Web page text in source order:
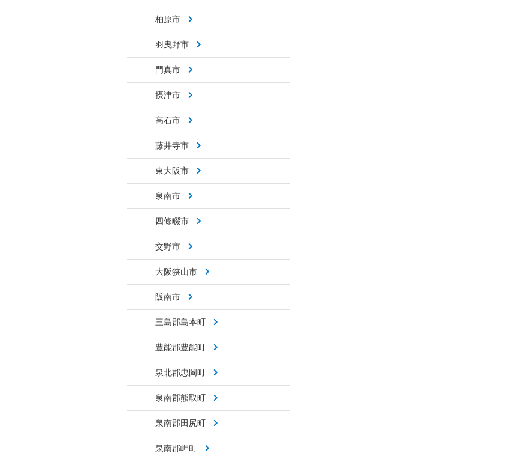
柏原市
羽曳野市
門真市
摂津市
高石市
藤井寺市
東大阪市
泉南市
四條畷市
交野市
大阪狭山市
阪南市
三島郡島本町
豊能郡豊能町
泉北郡忠岡町
泉南郡熊取町
泉南郡田尻町
泉南郡岬町